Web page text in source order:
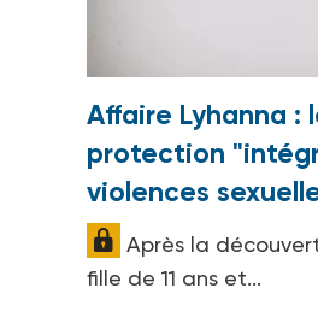
Affaire Lyhanna :
protection
violences
Après la
fille de 11 ans et...